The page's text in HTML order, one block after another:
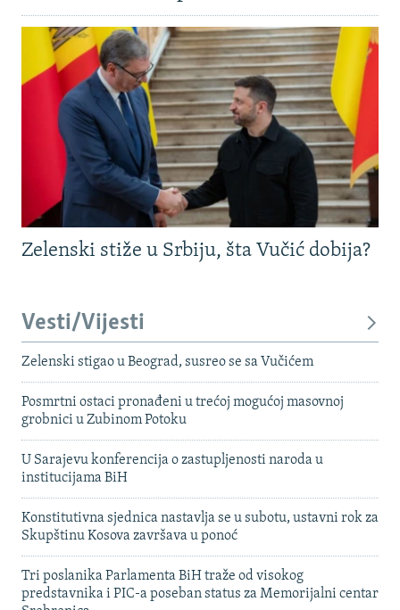
Zelenski stiže u Srbiju, šta Vučić dobija?
Vesti/Vijesti
Zelenski stigao u Beograd, susreo se sa Vučićem
Posmrtni ostaci pronađeni u trećoj mogućoj masovnoj
grobnici u Zubinom Potoku
U Sarajevu konferencija o zastupljenosti naroda u
institucijama BiH
Konstitutivna sjednica nastavlja se u subotu, ustavni rok za
Skupštinu Kosova završava u ponoć
Tri poslanika Parlamenta BiH traže od visokog
predstavnika i PIC-a poseban status za Memorijalni centar